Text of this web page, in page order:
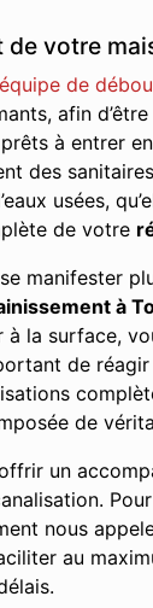
votre
de
afin
à entrer
des
usées,
de votre
manifester
à
la surface,
de
de
un
nous
au